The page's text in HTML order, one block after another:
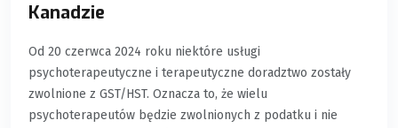
Kanadzie
Od 20 czerwca 2024 roku niektóre usługi
psychoterapeutyczne i terapeutyczne doradztwo zostały
zwolnione z GST/HST. Oznacza to, że wielu
psychoterapeutów będzie zwolnionych z podatku i nie